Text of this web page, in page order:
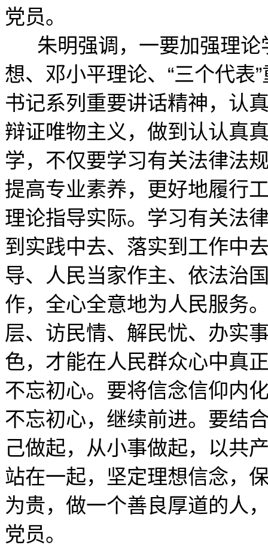
党员。
朱明强调，一要加强理论
想、邓小平理论、“三个代表
书记系列重要讲话精神，认
辩证唯物主义，做到认认真
学，不仅要学习有关法律法
提高专业素养，更好地履行
理论指导实际。学习有关法
到实践中去、落实到工作中
导、人民当家作主、依法治
作，全心全意地为人民服务
层、访民情、解民忧、办实
色，才能在人民群众心中真
不忘初心。要将信念信仰内
不忘初心，继续前进。要结
己做起，从小事做起，以共
站在一起，坚定理想信念，
为贵，做一个善良厚道的人
党员。